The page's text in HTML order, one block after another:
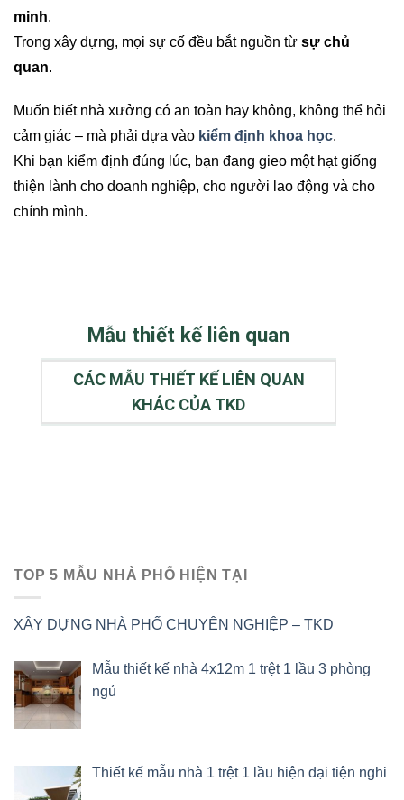
minh.
Trong xây dựng, mọi sự cố đều bắt nguồn từ sự chủ
quan.
Muốn biết nhà xưởng có an toàn hay không, không thể hỏi
cảm giác – mà phải dựa vào kiểm định khoa học.
Khi bạn kiểm định đúng lúc, bạn đang gieo một hạt giống
thiện lành cho doanh nghiệp, cho người lao động và cho
chính mình.
Mẫu thiết kế liên quan
CÁC MẪU THIẾT KẾ LIÊN QUAN
KHÁC CỦA TKD
TOP 5 MẪU NHÀ PHỐ HIỆN TẠI
XÂY DỰNG NHÀ PHỐ CHUYÊN NGHIỆP – TKD
Mẫu thiết kế nhà 4x12m 1 trệt 1 lầu 3 phòng
ngủ
Thiết kế mẫu nhà 1 trệt 1 lầu hiện đại tiện nghi